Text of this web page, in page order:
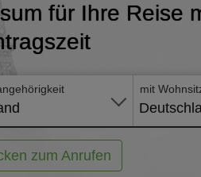
für Ihre Reise
mit
zum Anrufen